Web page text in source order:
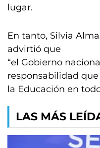
lugar.
En tanto, Silvia
advirtió que
“el Gobierno
responsabilidad
la Educación en
LAS MÁS